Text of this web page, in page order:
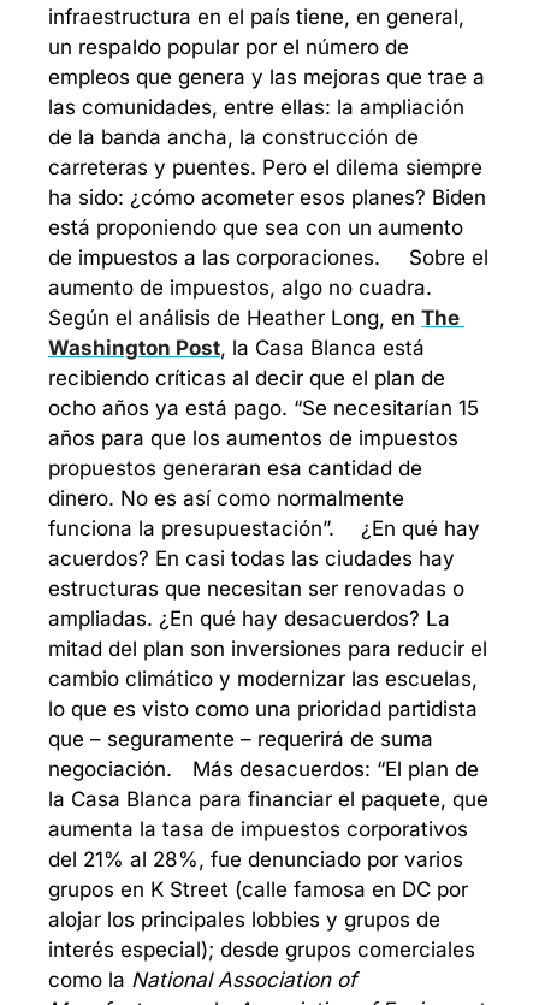
infraestructura en el país tiene, en general,
un respaldo popular por el número de
empleos que genera y las mejoras que trae a
las comunidades, entre ellas: la ampliación
de la banda ancha, la construcción de
carreteras y puentes. Pero el dilema siempre
ha sido: ¿cómo acometer esos planes? Biden
está proponiendo que sea con un aumento
de impuestos a las corporaciones.
Sobre el
aumento de impuestos, algo no cuadra.
Según el análisis de Heather Long, en The
Washington Post, la Casa Blanca está
recibiendo críticas al decir que el plan de
ocho años ya está pago. “Se necesitarían 15
años para que los aumentos de impuestos
propuestos generaran esa cantidad de
dinero. No es así como normalmente
funciona la presupuestación”.
¿En qué hay
acuerdos? En casi todas las ciudades hay
estructuras que necesitan ser renovadas o
ampliadas. ¿En qué hay desacuerdos? La
mitad del plan son inversiones para reducir el
cambio climático y modernizar las escuelas,
lo que es visto como una prioridad partidista
que – seguramente – requerirá de suma
negociación.
Más desacuerdos: “El plan de
la Casa Blanca para financiar el paquete, que
aumenta la tasa de impuestos corporativos
del 21% al 28%, fue denunciado por varios
grupos en K Street (calle famosa en DC por
alojar los principales lobbies y grupos de
interés especial); desde grupos comerciales
como la National Association of